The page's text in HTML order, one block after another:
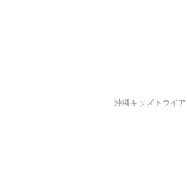
沖縄キッズトライ